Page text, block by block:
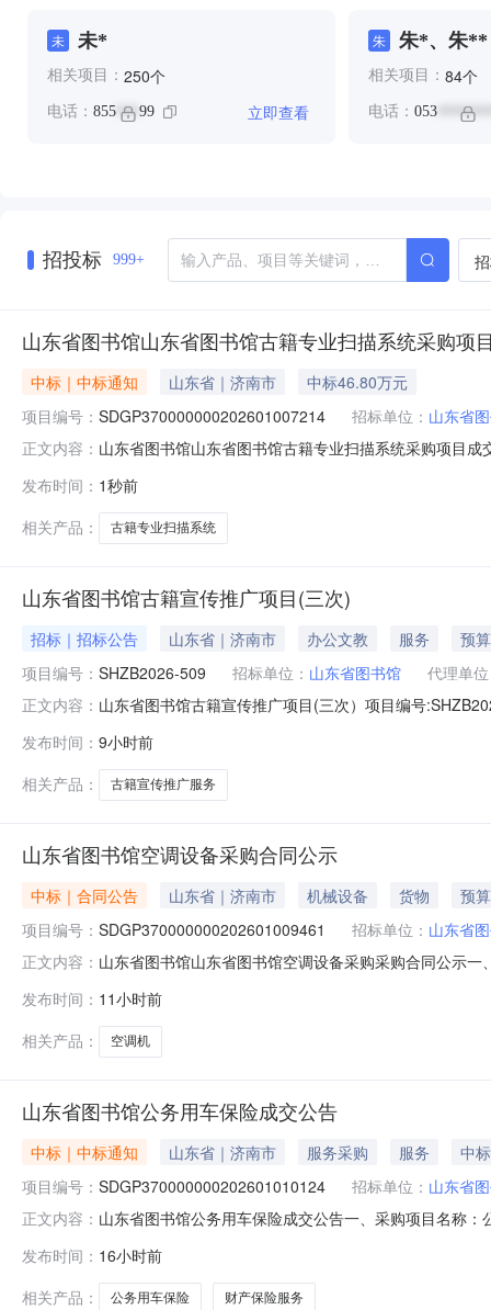
未 未*
相关项目： 250个
电话： 855 *** 99 立即查看
朱 朱*、朱**
相关项目： 84个
电话： 053
招投标 999+
山东省图书馆山东省图书馆古籍专业扫描系统采购项
中标｜中标通知 山东省｜济南市
中标46.80万元
项目编号： SDGP370000000202601007214 招标单位： 山东省
正文内容： 山东省图书馆山东省图书馆古籍专业扫描系统采购项目
层402-846.800000四、主要标的信息详见竞争性磋商文
发布时间： 1秒前
相关产品：
古籍专业扫描系统
山东省图书馆古籍宣传推广项目(三次)
招标｜招标公告 山东省｜济南市 办公文教 服务
预
项目编号： SHZB2026-509 招标单位： 山东省图书馆
代理单
正文内容： 山东省图书馆古籍宣传推广项目(三次）项目编号
发布时间： 9小时前
相关产品：
古籍宣传推广服务
山东省图书馆空调设备采购合同公示
中标｜合同公告 山东省｜济南市 机械设备 货物
预
项目编号： SDGP370000000202601009461 招标单位： 山东省
正文内容： 山东省图书馆山东省图书馆空调设备采购采购合同公示
商（乙方）：山东万途思睿电器有限公司地址：山东省
发布时间： 11小时前
相关产品：
空调机
山东省图书馆公务用车保险成交公告
中标｜中标通知 山东省｜济南市 服务采购 服务
中
项目编号： SDGP370000000202601010124 招标单位： 山东省
正文内容： 山东省图书馆公务用车保险成交公告一、采购项目名称
1.0000002304.820000元七、采购小组成员：无八、项
发布时间： 16小时前
相关产品：
公务用车保险 财产保险服务